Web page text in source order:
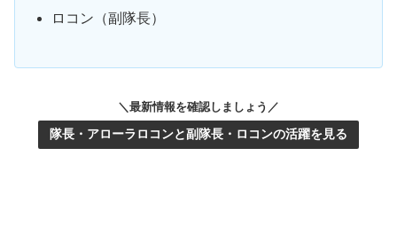
ロコン（副隊長）
＼最新情報を確認しましょう／
隊長・アローラロコンと副隊長・ロコンの活躍を見る